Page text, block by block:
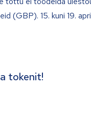
(GBP). 15. kuni 19.
tokenit!